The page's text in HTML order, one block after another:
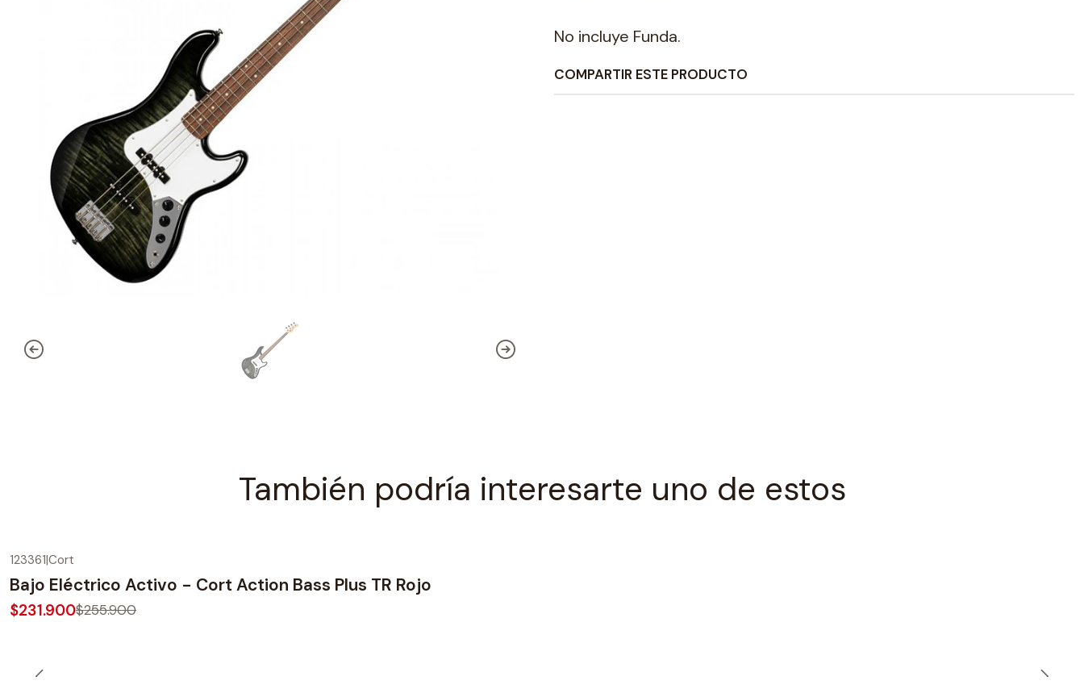
No incluye Funda.
COMPARTIR ESTE PRODUCTO
También podría interesarte uno de estos
OFF
123361|Cort
Bajo Eléctrico Activo - Cort Action Bass Plus TR Rojo
$231.900$255.900